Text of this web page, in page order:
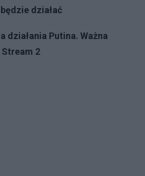
działać
działania Putina. Ważna
2